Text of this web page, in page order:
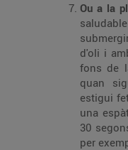
Ou a la
d'oli i
fons de
quan
estigui
una
30
per